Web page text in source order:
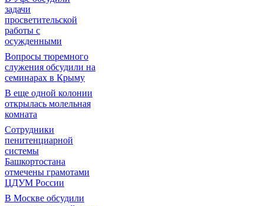
задачи
просветительской
работы с
осужденными
Вопросы тюремного
служения обсудили на
семинарах в Крыму
В еще одной колонии
открылась молельная
комната
Сотрудники
пенитенциарной
системы
Башкортостана
отмечены грамотами
ЦДУМ России
В Москве обсудили